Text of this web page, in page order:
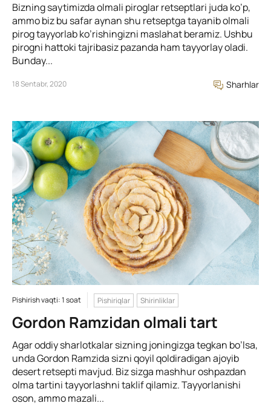
Bizning saytimizda olmali piroglar retseptlari juda ko’p,
ammo biz bu safar aynan shu retseptga tayanib olmali
pirog tayyorlab ko’rishingizni maslahat beramiz. Ushbu
pirogni hattoki tajribasiz pazanda ham tayyorlay oladi.
Bunday...
18 Sentabr, 2020 Sharhlar
Pishirish vaqti: 1 soat Pishiriqlar Shirinliklar
Gordon Ramzidan olmali tart
Agar oddiy sharlotkalar sizning joningizga tegkan bo’lsa,
unda Gordon Ramzida sizni qoyil qoldiradigan ajoyib
desert retsepti mavjud. Biz sizga mashhur oshpazdan
olma tartini tayyorlashni taklif qilamiz. Tayyorlanishi
oson, ammo mazali...